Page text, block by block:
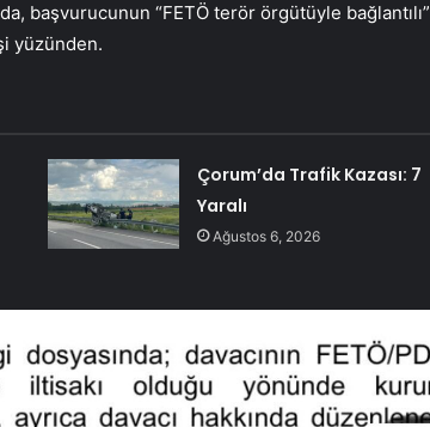
başvurucunun “FETÖ terör örgütüyle bağlantılı”
yüzünden.
Çorum’da Trafik Kazası: 7
Yaralı
Ağustos 6, 2026